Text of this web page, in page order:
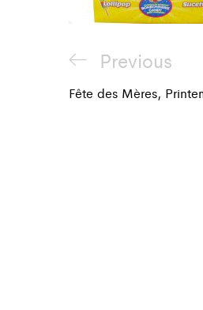
Navigation
de
Previous
Post
Previous
Fête des Mères,